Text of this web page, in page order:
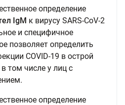
определение
IgМ к вирусу SARS-CoV-2
и специфичное
позволяет определить
COVID-19 в острой
том числе у лиц с
определение